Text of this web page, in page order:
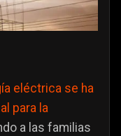
eléctrica se ha
para la
a las familias